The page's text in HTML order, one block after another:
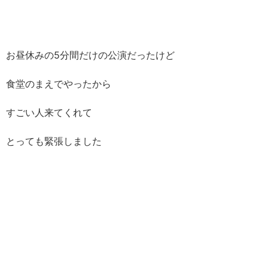
お昼休みの5分間だけの公演だったけど
食堂のまえでやったから
すごい人来てくれて
とっても緊張しました